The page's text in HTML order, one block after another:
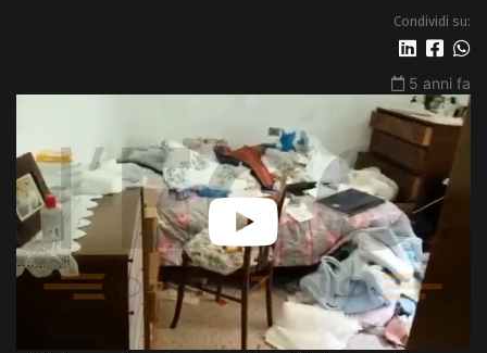
Condividi su:
5 anni fa